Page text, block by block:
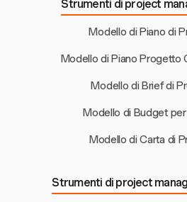
Strumenti di project
Modello di Piano di
Modello di Piano Progetto
Modello di Brief di
Modello di Budget
Modello di Carta di
Strumenti di project